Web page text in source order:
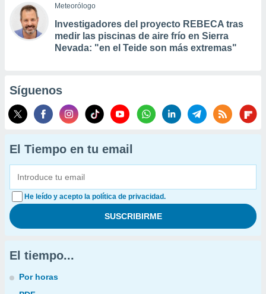
Meteorólogo
Investigadores del proyecto REBECA tras
medir las piscinas de aire frío en Sierra
Nevada: "en el Teide son más extremas"
Síguenos
El Tiempo en tu email
He leído y acepto la política de privacidad.
El tiempo...
Por horas